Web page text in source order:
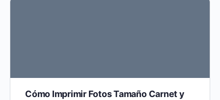
Cómo Imprimir Fotos Tamaño Carnet y